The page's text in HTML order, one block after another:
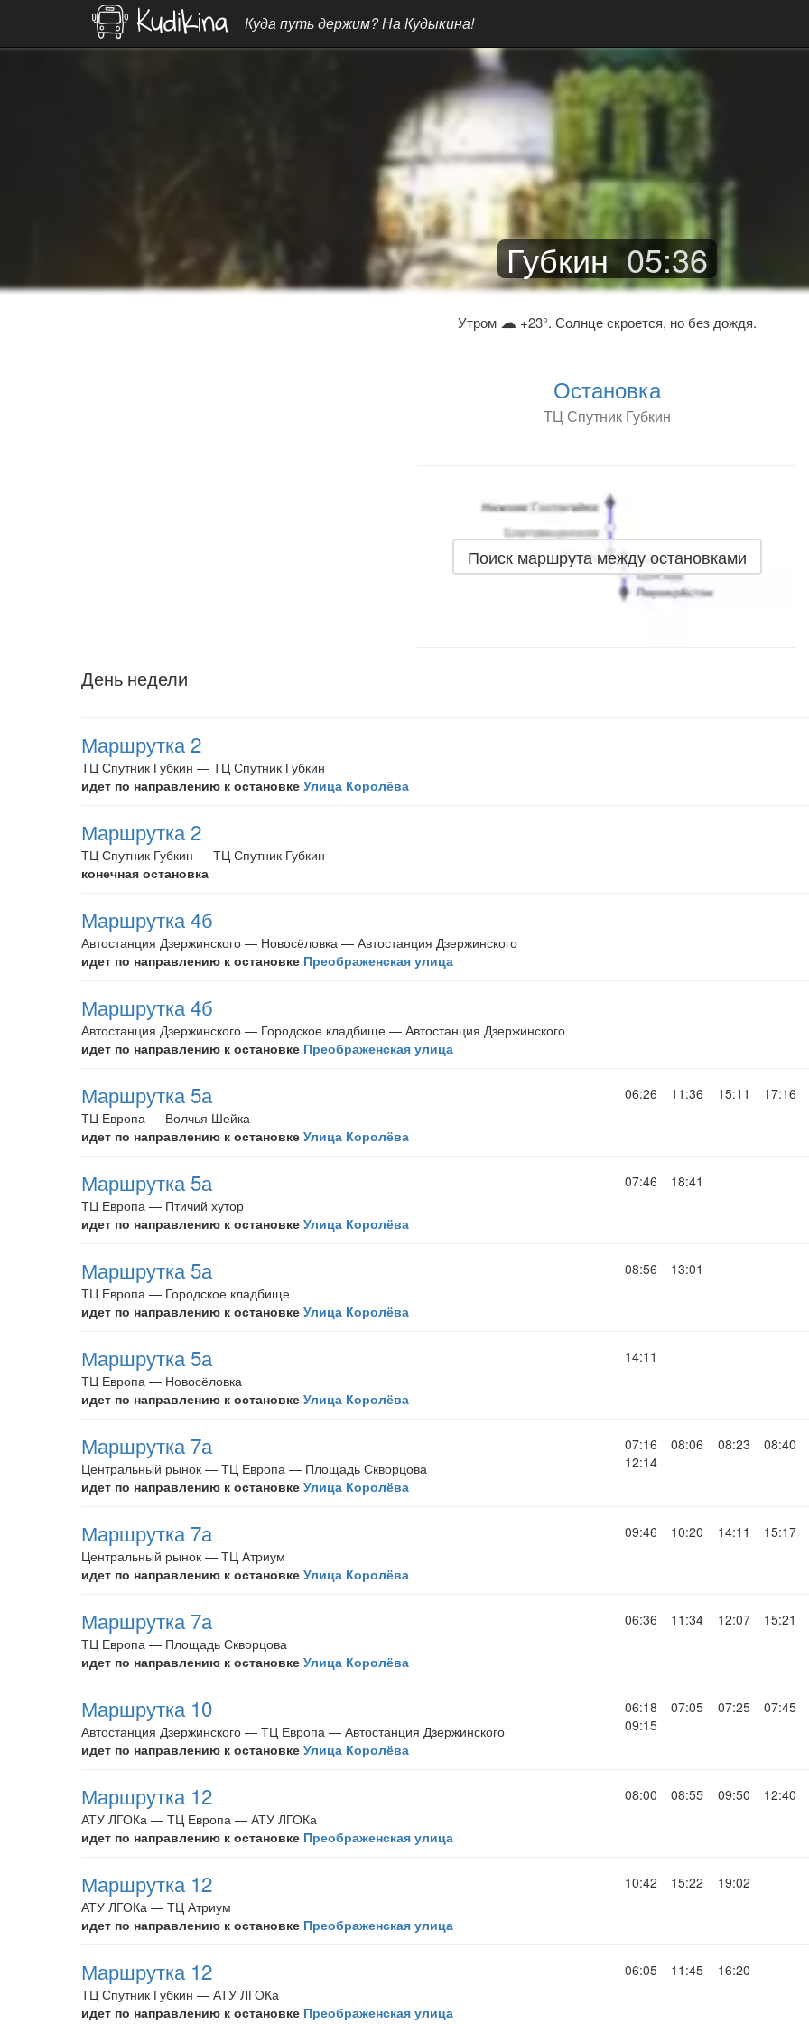
Куда путь держим? На Кудыкина!
Губкин 05:36
Утром ☁ +23°. Солнце скроется, но без дождя.
Остановка
ТЦ Спутник Губкин
Поиск маршрута между остановками
День недели
Маршрутка 2
ТЦ Спутник Губкин — ТЦ Спутник Губкин
идет по направлению к остановке Улица Королёва
Маршрутка 2
ТЦ Спутник Губкин — ТЦ Спутник Губкин
конечная остановка
Маршрутка 4б
Автостанция Дзержинского — Новосёловка — Автостанция Дзержинского
идет по направлению к остановке Преображенская улица
Маршрутка 4б
Автостанция Дзержинского — Городское кладбище — Автостанция Дзержинского
идет по направлению к остановке Преображенская улица
Маршрутка 5а
ТЦ Европа — Волчья Шейка
идет по направлению к остановке Улица Королёва
06:26 11:36 15:11 17:16
Маршрутка 5а
ТЦ Европа — Птичий хутор
идет по направлению к остановке Улица Королёва
07:46 18:41
Маршрутка 5а
ТЦ Европа — Городское кладбище
идет по направлению к остановке Улица Королёва
08:56 13:01
Маршрутка 5а
ТЦ Европа — Новосёловка
идет по направлению к остановке Улица Королёва
14:11
Маршрутка 7а
Центральный рынок — ТЦ Европа — Площадь Скворцова
идет по направлению к остановке Улица Королёва
07:16 08:06 08:23 08:40
12:14
Маршрутка 7а
Центральный рынок — ТЦ Атриум
идет по направлению к остановке Улица Королёва
09:46 10:20 14:11 15:17
Маршрутка 7а
ТЦ Европа — Площадь Скворцова
идет по направлению к остановке Улица Королёва
06:36 11:34 12:07 15:21
Маршрутка 10
Автостанция Дзержинского — ТЦ Европа — Автостанция Дзержинского
идет по направлению к остановке Улица Королёва
06:18 07:05 07:25 07:45
09:15
Маршрутка 12
АТУ ЛГОКа — ТЦ Европа — АТУ ЛГОКа
идет по направлению к остановке Преображенская улица
08:00 08:55 09:50 12:40
Маршрутка 12
АТУ ЛГОКа — ТЦ Атриум
идет по направлению к остановке Преображенская улица
10:42 15:22 19:02
Маршрутка 12
ТЦ Спутник Губкин — АТУ ЛГОКа
идет по направлению к остановке Преображенская улица
06:05 11:45 16:20